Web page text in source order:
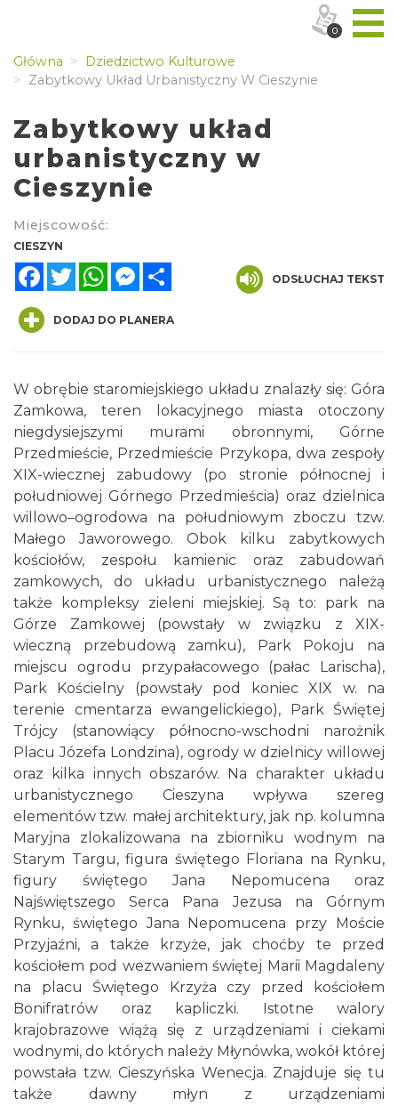
Główna
Dziedzictwo Kulturowe
Zabytkowy Układ Urbanistyczny W Cieszynie
Zabytkowy układ
urbanistyczny w
Cieszynie
Miejscowość:
CIESZYN
FacebookTwitterWhatsAppMessenger
ODSŁUCHAJ TEKST
DODAJ DO PLANERA
W obrębie staromiejskiego układu znalazły się: Góra
Zamkowa, teren lokacyjnego miasta otoczony
niegdysiejszymi murami obronnymi, Górne
Przedmieście, Przedmieście Przykopa, dwa zespoły
XIX-wiecznej zabudowy (po stronie północnej i
południowej Górnego Przedmieścia) oraz dzielnica
willowo–ogrodowa na południowym zboczu tzw.
Małego Jaworowego. Obok kilku zabytkowych
kościołów, zespołu kamienic oraz zabudowań
zamkowych, do układu urbanistycznego należą
także kompleksy zieleni miejskiej. Są to: park na
Górze Zamkowej (powstały w związku z XIX-
wieczną przebudową zamku), Park Pokoju na
miejscu ogrodu przypałacowego (pałac Larischa),
Park Kościelny (powstały pod koniec XIX w. na
terenie cmentarza ewangelickiego), Park Świętej
Trójcy (stanowiący północno-wschodni narożnik
Placu Józefa Londzina), ogrody w dzielnicy willowej
oraz kilka innych obszarów. Na charakter układu
urbanistycznego Cieszyna wpływa szereg
elementów tzw. małej architektury, jak np. kolumna
Maryjna zlokalizowana na zbiorniku wodnym na
Starym Targu, figura świętego Floriana na Rynku,
figury świętego Jana Nepomucena oraz
Najświętszego Serca Pana Jezusa na Górnym
Rynku, świętego Jana Nepomucena przy Moście
Przyjaźni, a także krzyże, jak choćby te przed
kościołem pod wezwaniem świętej Marii Magdaleny
na placu Świętego Krzyża czy przed kościołem
Bonifratrów oraz kapliczki. Istotne walory
krajobrazowe wiążą się z urządzeniami i ciekami
wodnymi, do których należy Młynówka, wokół której
powstała tzw. Cieszyńska Wenecja. Znajduje się tu
także dawny młyn z urządzeniami
0